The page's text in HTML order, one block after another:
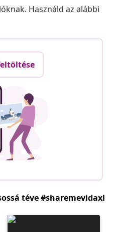
Használd az alábbi
téve #sharemevidaxl